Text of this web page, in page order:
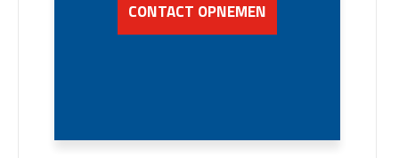
CONTACT OPNEMEN